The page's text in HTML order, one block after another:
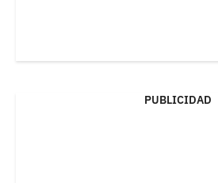
PUBLICIDAD